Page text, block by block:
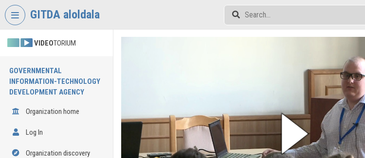
Skip header
GITDA aloldala
VIDEOTORIUM
GOVERNMENTAL
INFORMATION-TECHNOLOGY
DEVELOPMENT AGENCY
Organization home
Log In
Organization discovery